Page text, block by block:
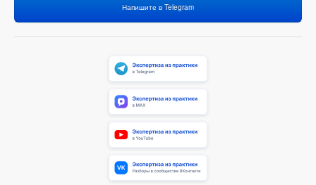
Напишите в Telegram